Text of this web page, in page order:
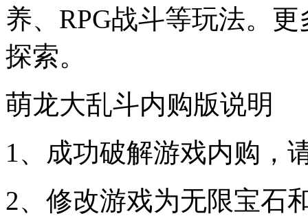
养、RPG战斗等玩法。
探索。
萌龙大乱斗内购版说明
1、成功破解游戏内购，
2、修改游戏为无限宝石